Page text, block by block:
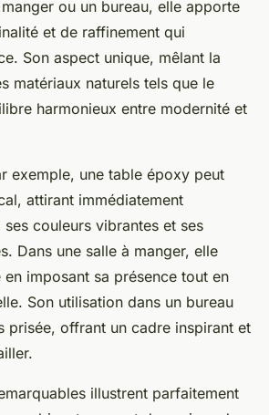
ou un bureau, elle apporte
et de raffinement qui
Son aspect unique, mêlant la
matériaux naturels tels que le
harmonieux entre modernité et
exemple, une table époxy peut
attirant immédiatement
ses couleurs vibrantes et ses
Dans une salle à manger, elle
imposant sa présence tout en
Son utilisation dans un bureau
prisée, offrant un cadre inspirant et
illustrent parfaitement